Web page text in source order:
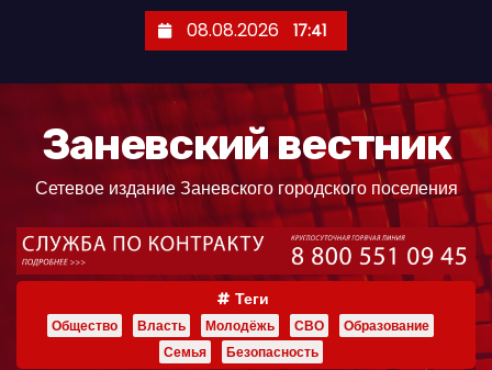
08.08.2026 17:41
Заневский вестник
Сетевое издание Заневского городского поселения
Теги
Общество Власть Молодёжь СВО
Образование
Семья
Безопасность